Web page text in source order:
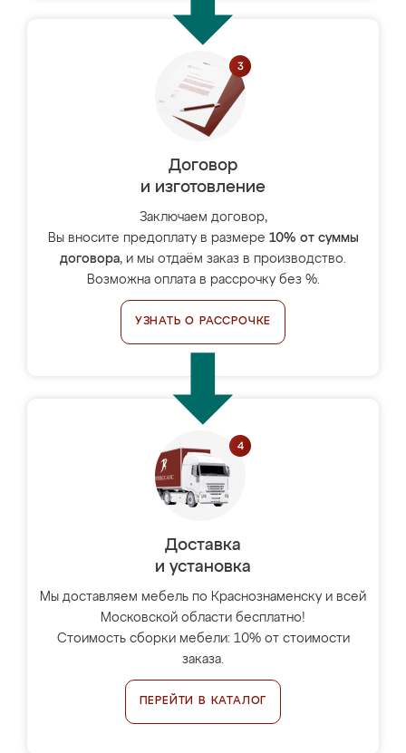
Договор
и изготовление
Заключаем договор,
Вы вносите предоплату в размере 10% от суммы
договора, и мы отдаём заказ в производство.
Возможна оплата в рассрочку без %.
УЗНАТЬ О РАССРОЧКЕ
Доставка
и установка
Мы доставляем мебель по Краснознаменску и всей
Московской области бесплатно!
Стоимость сборки мебели: 10% от стоимости
заказа.
ПЕРЕЙТИ В КАТАЛОГ